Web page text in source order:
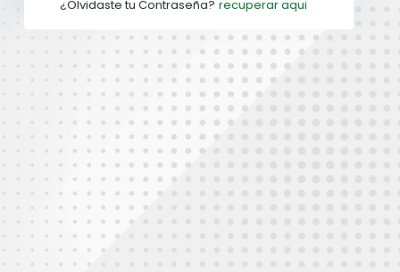
¿Olvidaste tu Contraseña? recuperar aqui